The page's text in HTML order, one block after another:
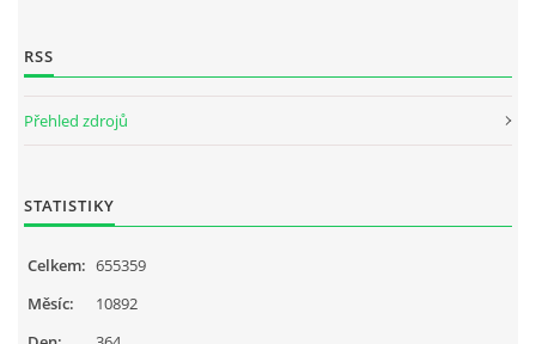
RSS
Přehled zdrojů
STATISTIKY
Celkem: 655359
Měsíc:
10892